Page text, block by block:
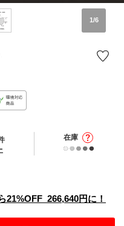
1/6
在庫
21%OFF 266,640円に！